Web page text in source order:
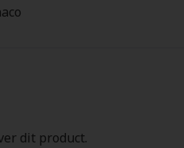
dit product.